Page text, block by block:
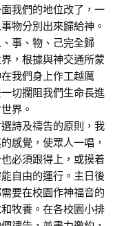
我們的地位改了，一
物分別出來歸給神。
事、物、己完全歸
，根據與神交通所蒙
我們身上作工越厲
切攔阻我們生命長進
界。
詩及禱告的原則，我
感覺，使眾人一唱，
必須跟得上，或摸着
自由的運行。主日後
要在校園作神福音的
牧養。在各校園小排